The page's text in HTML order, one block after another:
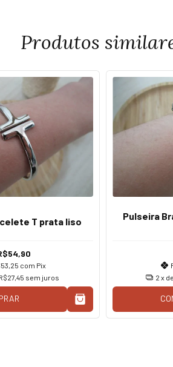
Produtos
T prata liso
com Pix
sem juros
Pulseira
2 x de